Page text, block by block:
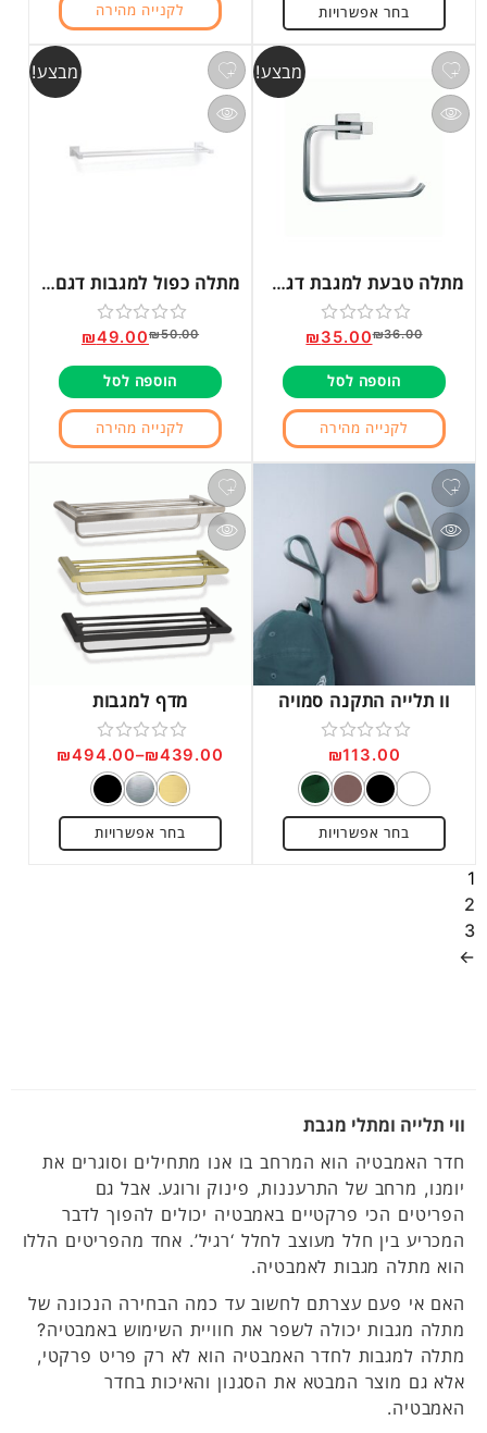
בחר אפשרויות לקנייה מהירה
מבצע!
מתלה טבעת למגבת דגם TA14
דורג
0
₪36.00
₪35.00
הוספה לסל
לקנייה מהירה
מבצע!
מתלה כפול למגבות דגם TA18
דורג
0
₪50.00
₪49.00
הוספה לסל
לקנייה מהירה
וו תלייה התקנה סמויה
דורג
מתוך
5
₪113.00
בחר אפשרויות
מדף למגבות
דורג
0
מתוך
5
₪439.00
–
₪494.00
בחר אפשרויות
1
2
3
←
ווי תלייה ומתלי מגבת
חדר האמבטיה הוא המרחב בו אנו מתחילים וסוגרים את
יומנו, מרחב של התרעננות, פינוק ורוגע. אבל גם
הפריטים הכי פרקטיים באמבטיה יכולים להפוך לדבר
המכריע בין חלל מעוצב לחלל ‘רגיל’. אחד מהפריטים הללו
הוא מתלה מגבות לאמבטיה.
האם אי פעם עצרתם לחשוב עד כמה הבחירה הנכונה של
מתלה מגבות יכולה לשפר את חוויית השימוש באמבטיה?
מתלה למגבות לחדר האמבטיה הוא לא רק פריט פרקטי,
אלא גם מוצר המבטא את הסגנון והאיכות בחדר
האמבטיה.